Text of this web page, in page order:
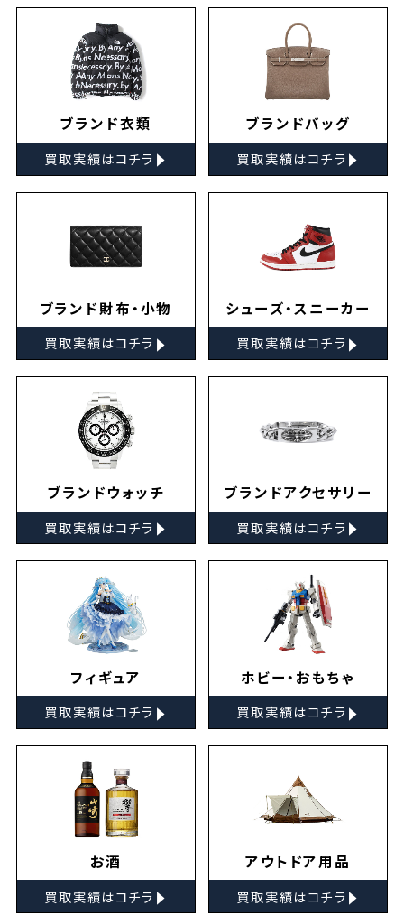
ブランド衣類
買取実績はコチラ ▸
ブランドバッグ
買取実績はコチラ ▸
ブランド財布・小物
買取実績はコチラ ▸
シューズ・スニーカー
買取実績はコチラ ▸
ブランドウォッチ
買取実績はコチラ ▸
ブランドアクセサリー
買取実績はコチラ ▸
フィギュア
買取実績はコチラ ▸
ホビー・おもちゃ
買取実績はコチラ ▸
お酒
買取実績はコチラ ▸
アウトドア用品
買取実績はコチラ ▸